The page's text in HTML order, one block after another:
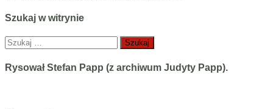
Szukaj w witrynie
Szukaj:
Rysował Stefan Papp (z archiwum Judyty Papp).